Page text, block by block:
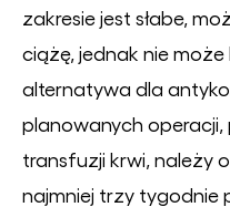
zakresie jest słabe,
ciążę, jednak nie
alternatywa dla
planowanych
transfuzji krwi, należy
najmniej trzy tygodnie